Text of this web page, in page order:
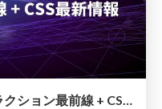
イマのCSSでできる インタラクション最前線 + CSS最新情報 2024